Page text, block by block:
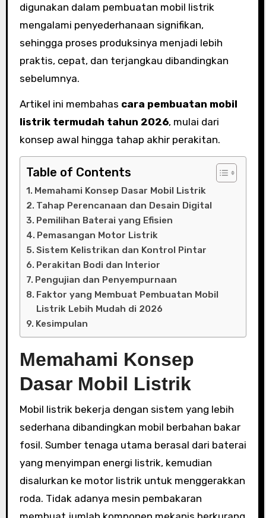
digunakan dalam pembuatan mobil listrik
mengalami penyederhanaan signifikan,
sehingga proses produksinya menjadi lebih
praktis, cepat, dan terjangkau dibandingkan
sebelumnya.
Artikel ini membahas cara pembuatan mobil
listrik termudah tahun 2026, mulai dari
konsep awal hingga tahap akhir perakitan.
Table of Contents
Memahami Konsep Dasar Mobil Listrik
Tahap Perencanaan dan Desain Digital
Pemilihan Baterai yang Efisien
Pemasangan Motor Listrik
Sistem Kelistrikan dan Kontrol Pintar
Perakitan Bodi dan Interior
Pengujian dan Penyempurnaan
Faktor yang Membuat Pembuatan Mobil
Listrik Lebih Mudah di 2026
Kesimpulan
Memahami Konsep
Dasar Mobil Listrik
Mobil listrik bekerja dengan sistem yang lebih
sederhana dibandingkan mobil berbahan bakar
fosil. Sumber tenaga utama berasal dari baterai
yang menyimpan energi listrik, kemudian
disalurkan ke motor listrik untuk menggerakkan
roda. Tidak adanya mesin pembakaran